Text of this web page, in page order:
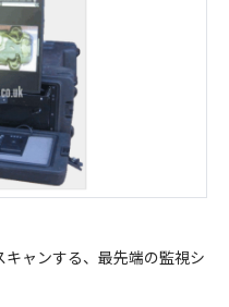
ャンする、最先端の監視シ